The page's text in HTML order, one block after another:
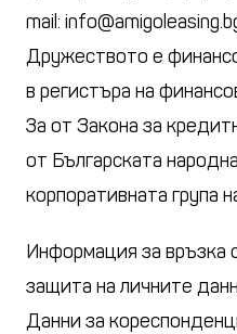
mail:
Дружеството е
в регистъра на
3а от Закона за
от Българската
корпоративната
Информация за връзка
защита на личните
Данни за